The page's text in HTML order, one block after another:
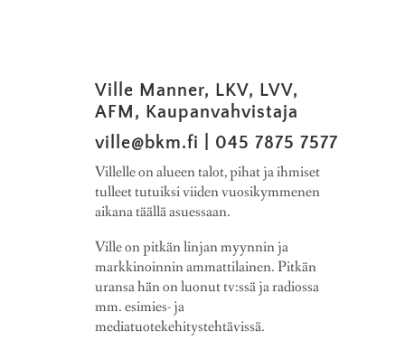
Ville Manner, LKV, LVV,
AFM, Kaupanvahvistaja
ville@bkm.fi
045 7875 7577
Villelle on alueen talot, pihat ja ihmiset
tulleet tutuiksi viiden vuosikymmenen
aikana täällä asuessaan.
Ville on pitkän linjan myynnin ja
markkinoinnin ammattilainen. Pitkän
uransa hän on luonut tv:ssä ja radiossa
mm. esimies- ja
mediatuotekehitystehtävissä.